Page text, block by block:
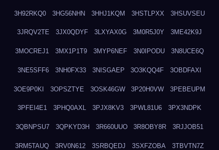
3H92RKQ0 3HG56NHN 3HHJ1KQM 3HSTLPXX 3HSUVSEU
3JRQV2TE 3JX0QDYF 3LXYAX0G 3M0R5J0Y 3ME42K9J
3MOCREJ1 3MX1P1T9 3MYP6NEF 3N0IPODU 3N8UCE6Q
3NE5SFF6 3NH0FX33 3NISGAEP 3O3KQQ4F 3OBDFAXI
3OE9P0KI 3OPSZTYE 3OSK46GW 3P20H0VW 3PEBEUPM
3PFEI4E1 3PHQ0AXL 3PJX8KV3 3PWL81U6 3PX3NDPK
3QBNPSU7 3QPKYD3H 3R660UUO 3R8OBY8R 3RJJOB51
3RM5TAUQ 3RV0N612 3SRBQEDJ 3SXFZOBA 3TBVTN7Z